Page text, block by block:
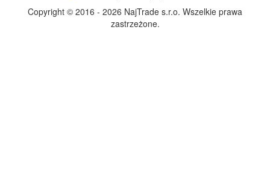
Copyright © 2016 - 2026 NajTrade s.r.o. Wszelkie prawa
zastrzeżone.